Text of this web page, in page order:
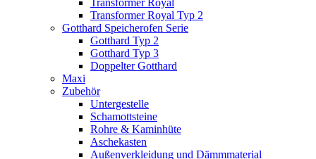
Transformer Royal
Transformer Royal Typ 2
Gotthard Speicherofen Serie
Gotthard Typ 2
Gotthard Typ 3
Doppelter Gotthard
Maxi
Zubehör
Untergestelle
Schamottsteine
Rohre & Kaminhüte
Aschekasten
Außenverkleidung und Dämmmaterial